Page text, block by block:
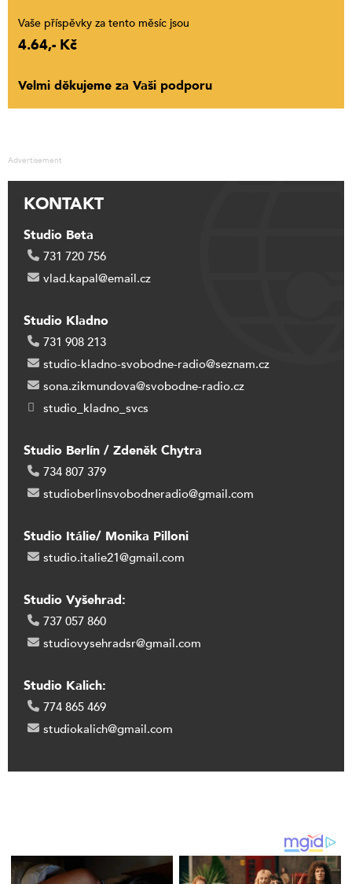
Vaše příspěvky za tento měsíc jsou
4.64,- Kč
Velmi děkujeme za Vaši podporu
Advertisement
KONTAKT
Studio Beta
731 720 756
vlad.kapal@email.cz
Studio Kladno
731 908 213
studio-kladno-svobodne-radio@seznam.cz
sona.zikmundova@svobodne-radio.cz
studio_kladno_svcs
Studio Berlín / Zdeněk Chytra
734 807 379
studioberlinsvobodneradio@gmail.com
Studio Itálie/ Monika Pilloni
studio.italie21@gmail.com
Studio Vyšehrad:
737 057 860
studiovysehradsr@gmail.com
Studio Kalich:
774 865 469
studiokalich@gmail.com